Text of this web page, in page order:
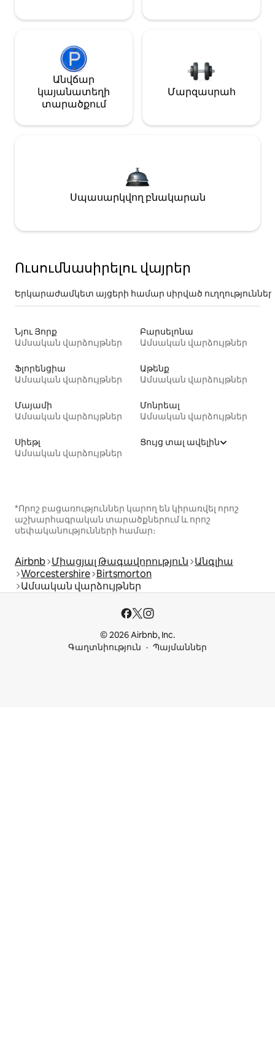
Անվճար
կայանատեղի
տարածքում
Մարզասրահ
Սպասարկվող բնակարան
Ուսումնասիրելու վայրեր
Երկարաժամկետ այցերի համար սիրված ուղղություններ
Նյու Յորք
Ամսական վարձույթներ
Բարսելոնա
Ամսական վարձույթներ
Ֆլորենցիա
Ամսական վարձույթներ
Աթենք
Ամսական վարձույթներ
Մայամի
Ամսական վարձույթներ
Մոնրեալ
Ամսական վարձույթներ
Սիեթլ
Ամսական վարձույթներ
Ցույց տալ ավելին
*Որոշ բացառություններ կարող են կիրառվել որոշ
աշխարհագրական տարածքներում և որոշ
սեփականությունների համար։
Airbnb Միացյալ Թագավորություն Անգլիա
Worcestershire Birtsmorton
Ամսական վարձույթներ
© 2026 Airbnb, Inc.
Գաղտնիություն
Պայմաններ